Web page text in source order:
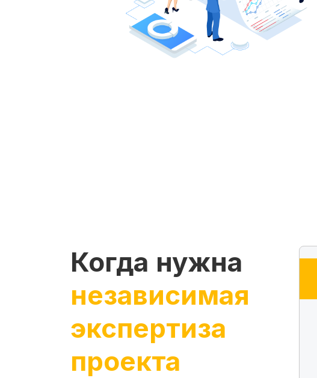
Когда нужна
независимая
экспертиза
проекта